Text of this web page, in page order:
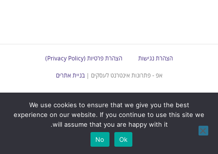
הצהרת נגישות הצהרת פרטיות (Privacy Policy)
אפ - פתרונות אינטרנט לעסקים |בניית אתרים
We use cookies to ensure that we give you the best
experience on our website. If you continue to use this site we
will assume that you are happy with it.
Ok
No